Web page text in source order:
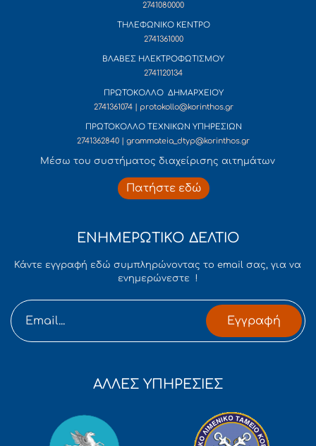
2741080000
ΤΗΛΕΦΩΝΙΚΟ ΚΕΝΤΡΟ
2741361000
ΒΛΑΒΕΣ ΗΛΕΚΤΡΟΦΩΤΙΣΜΟΥ
2741120134
ΠΡΩΤΟΚΟΛΛΟ ΔΗΜΑΡΧΕΙΟΥ
2741361074 | protokollo@korinthos.gr
ΠΡΩΤΟΚΟΛΛΟ ΤΕΧΝΙΚΩΝ ΥΠΗΡΕΣΙΩΝ
2741362840 | grammateia_dtyp@korinthos.gr
Mέσω του συστήματος διαχείρισης αιτημάτων
Πατήστε εδώ
ΕΝΗΜΕΡΩΤΙΚΟ ΔΕΛΤΙΟ
Κάντε εγγραφή εδώ συμπληρώνοντας το email σας, για να
ενημερώνεστε !
Εγγραφή
ΑΛΛΕΣ ΥΠΗΡΕΣΙΕΣ